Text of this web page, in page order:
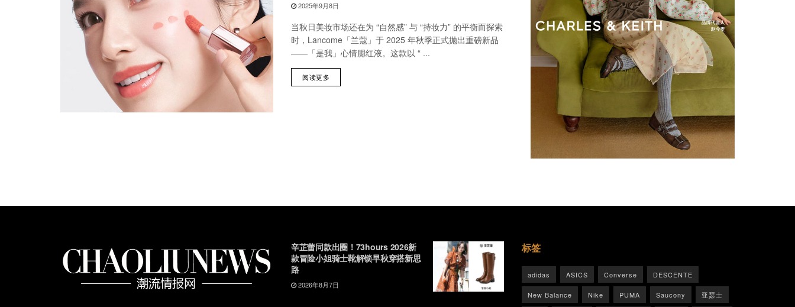
2025年9月8日
当秋日美妆市场还在为 “自然感” 与 “持妆力” 的平衡而探索
时，Lancome「兰蔻」于 2025 年秋季正式抛出重磅新品
——「是我」心情腮红液。这款以 “ ...
阅读更多
辛芷蕾同款出圈！73hours 2026新
款冒险小姐骑士靴解锁早秋穿搭新思
路
2026年8月7日
标签
adidas ASICS Converse DESCENTE
New Balance Nike PUMA Saucony 亚瑟士